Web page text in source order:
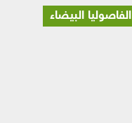
الفاصوليا البيضاء